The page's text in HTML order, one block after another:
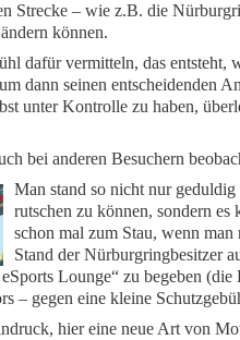
Strecke – wie z.B. die
können.
dafür vermitteln, das entsteht,
dann seinen entscheidenden
unter Kontrolle zu haben,
bei anderen Besuchern
Man stand so nicht nur
rutschen zu können, sondern es
schon mal zum Stau, wenn
Stand der Nürburgringbesitzer
Lounge“ zu begeben
– gegen eine kleine
hier eine neue Art von